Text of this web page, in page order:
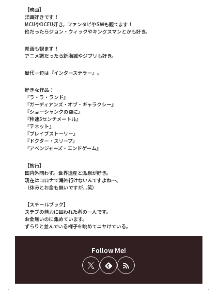
【映画】
洋画好きです！
MCUやDCEU好き。ファンタビやSWも観てます！
他だったらジョン・ウィックやキングスマンとかも好き。
邦画も観ます！
アニメ調だったら新海誠やジブリも好き。
歴代一位は『インターステラー』。
好きな作品：
『ラ・ラ・ランド』
『ガーディアンズ・オブ・ギャラクシー』
『ショーシャンクの空に』
『秒速5センチメートル』
『テネット』
『ブレイブストーリー』
『ドクター・スリープ』
『アベンジャーズ・エンドゲーム』
【旅行】
国内外問わず。世界遺産と温泉が好き。
現在はコロナで海外行けないんですよね～。
（休みとお金も無いですが...笑）
【スチールブック】
スチブの魅力に囚われた者の一人です。
お金無いのに集めています。
ずらりと並んでいる様子を眺めてニヤけている。
Follow Me!